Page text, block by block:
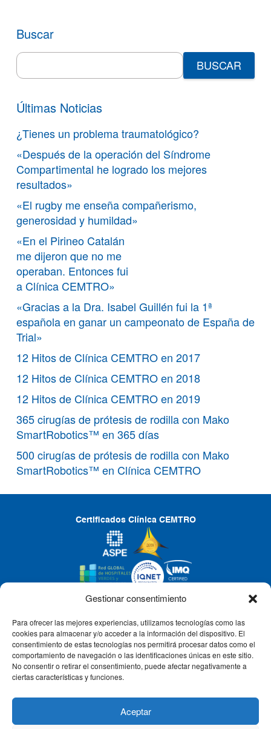
Gestionar consentimiento
Para ofrecer las mejores experiencias, utilizamos tecnologías como las
cookies para almacenar y/o acceder a la información del dispositivo. El
consentimiento de estas tecnologías nos permitirá procesar datos como el
comportamiento de navegación o las identificaciones únicas en este sitio.
No consentir o retirar el consentimiento, puede afectar negativamente a
ciertas características y funciones.
Aceptar
Buscar
Search
for:
Últimas Noticias
¿Tienes un problema traumatológico?
«Después de la operación del Síndrome
Compartimental he logrado los mejores
resultados»
«El rugby me enseña compañerismo,
generosidad y humildad»
«En el Pirineo Catalán
me dijeron que no me
operaban. Entonces fui
a Clínica CEMTRO»
«Gracias a la Dra. Isabel Guillén fui la 1ª
española en ganar un campeonato de España de
Trial»
12 Hitos de Clínica CEMTRO en 2017
12 Hitos de Clínica CEMTRO en 2018
12 Hitos de Clínica CEMTRO en 2019
365 cirugías de prótesis de rodilla con Mako
SmartRobotics™ en 365 días
500 cirugías de prótesis de rodilla con Mako
SmartRobotics™ en Clínica CEMTRO
Certificados Clínica CEMTRO
CLÍNICA CEMTRO
QUIÉNES SOMOS